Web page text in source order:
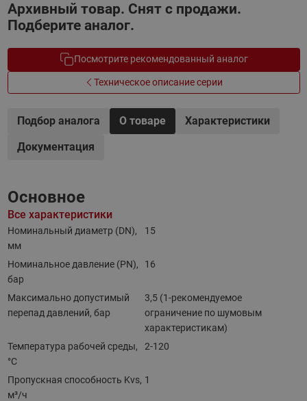
Архивный товар. Снят с продажи.
Подберите аналог.
Посмотрите рекомендованный аналог
Техническое описание серии
Подбор аналога О товаре
Характеристики
Документация
Основное
Все характеристики
Номинальный диаметр (DN),
мм
15
Номинальное давление (PN),
бар
16
Максимально допустимый
перепад давлений, бар
3,5 (1-рекомендуемое
ограничение по шумовым
характеристикам)
Температура рабочей среды,
°С
2-120
Пропускная способность Kvs,
м³/ч
1